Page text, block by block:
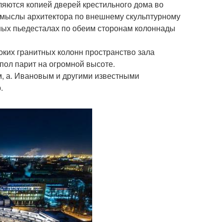
копией дверей крестильного дома во
архитектора по внешнему скульптурному
пьедесталах по обеим сторонам колоннады
гранитных колонн пространство зала
парит на огромной высоте.
а. Ивановым и другими известными